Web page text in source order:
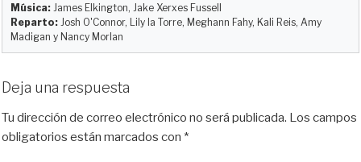
Música: James Elkington, Jake Xerxes Fussell
Reparto: Josh O'Connor, Lily la Torre, Meghann Fahy, Kali Reis, Amy
Madigan y Nancy Morlan
Deja una respuesta
Tu dirección de correo electrónico no será publicada. Los campos
obligatorios están marcados con *